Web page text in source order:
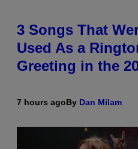
3 Songs That
Used As a
Greeting in the
7 hours agoBy Dan Milam